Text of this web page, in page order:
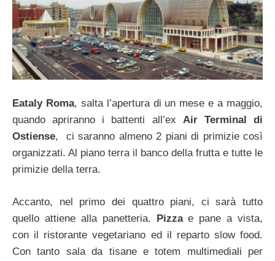
Eataly Roma, salta l’apertura di un mese e a maggio,
quando apriranno i battenti all’ex Air Terminal di
Ostiense, ci saranno almeno 2 piani di primizie così
organizzati. Al piano terra il banco della frutta e tutte le
primizie della terra.
Accanto, nel primo dei quattro piani, ci sarà tutto
quello attiene alla panetteria. Pizzae pane a vista,
con il ristorante vegetariano ed il reparto slow food.
Con tanto sala da tisane e totem multimediali per